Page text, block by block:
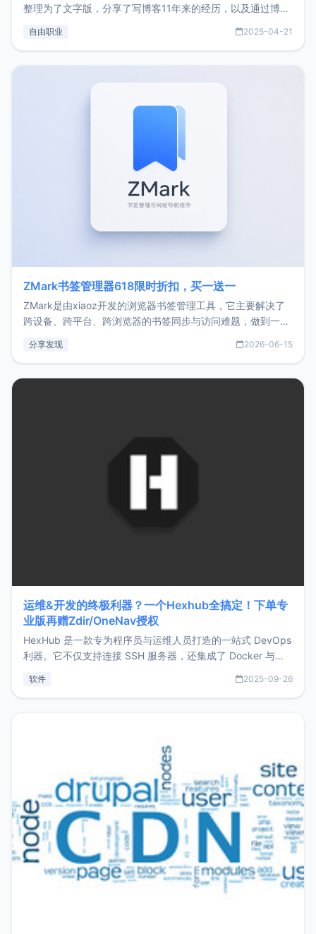
整理为了文字版，分享了写博客11年来的经历，以及通过博客
了我的首个产品ImgURL的真实数据和产品现状。自我介绍大
自由职业 2025-04-21
ZMark书签管理器618限时折扣，买一送一
ZMark是由xiaoz开发的浏览器书签管理工具，它主要解决了
跨设备、跨平台、跨浏览器的书签同步与访问难题，做到一处
用，让管理更高效。ZMark官网地址：
分享发现 2026-06-15
运维&开发的终极利器？一个Hexhub全搞定！下单专
业版再赠Zdir/OneNav授权
HexHub 是一款专为程序员与运维人员打造的一站式 DevOps
利器。它不仅支持连接 SSH 服务器，还集成了 Docker 与常
件间频繁切换，仅凭 HexHub 即可同时搞定运维与数据库操
软件 2025-09-26